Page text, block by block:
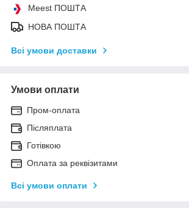
Meest ПОШТА
НОВА ПОШТА
Всі умови доставки
Умови оплати
Пром-оплата
Післяплата
Готівкою
Оплата за реквізитами
Всі умови оплати